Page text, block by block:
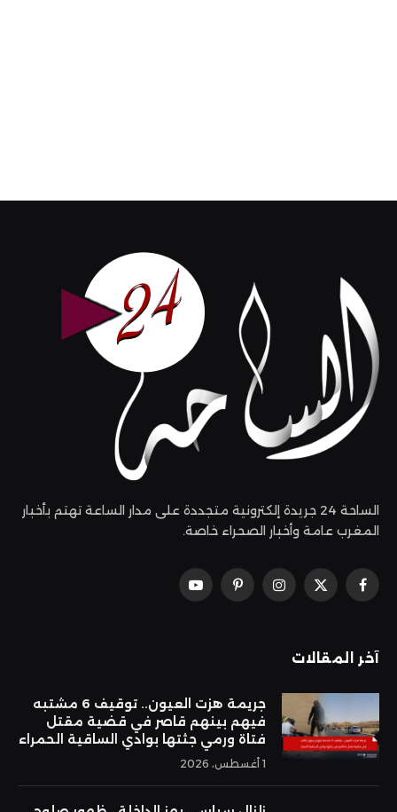
الساحة 24 جريدة إلكترونية متجددة على مدار الساعة تهتم بأخبار
المغرب عامة وأخبار الصحراء خاصة.
فيسبوك
X
الانستغرامبينتيريستيوتيوب
آخر المقالات
جريمة هزت العيون.. توقيف 6 مشتبه
فيهم بينهم قاصر في قضية مقتل
فتاة ورمي جثتها بوادي الساقية الحمراء
1 أغسطس، 2026